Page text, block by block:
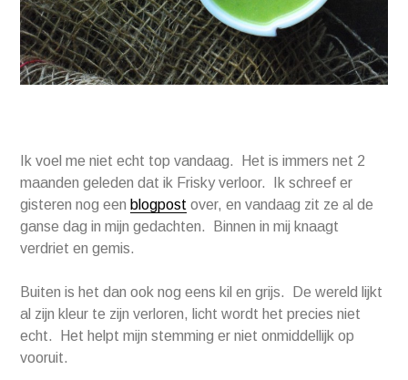
Ik voel me niet echt top vandaag. Het is immers net 2
maanden geleden dat ik Frisky verloor. Ik schreef er
gisteren nog een blogpost over, en vandaag zit ze al de
ganse dag in mijn gedachten. Binnen in mij knaagt
verdriet en gemis.
Buiten is het dan ook nog eens kil en grijs. De wereld lijkt
al zijn kleur te zijn verloren, licht wordt het precies niet
echt. Het helpt mijn stemming er niet onmiddellijk op
vooruit.